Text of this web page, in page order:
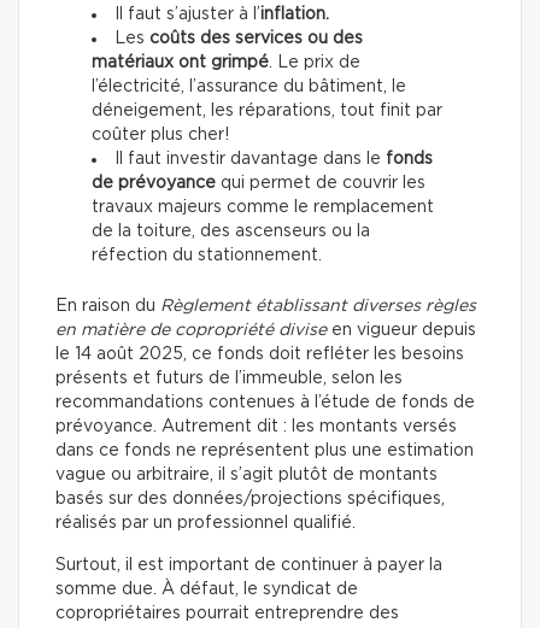
Il faut s’ajuster à l’inflation.
Les coûts des services ou des
matériaux ont grimpé. Le prix de
l’électricité, l’assurance du bâtiment, le
déneigement, les réparations, tout finit par
coûter plus cher!
Il faut investir davantage dans le fonds
de prévoyance qui permet de couvrir les
travaux majeurs comme le remplacement
de la toiture, des ascenseurs ou la
réfection du stationnement.
En raison du Règlement établissant diverses règles
en matière de copropriété diviseen vigueur depuis
le 14 août 2025, ce fonds doit refléter les besoins
présents et futurs de l’immeuble, selon les
recommandations contenues à l’étude de fonds de
prévoyance. Autrement dit : les montants versés
dans ce fonds ne représentent plus une estimation
vague ou arbitraire, il s’agit plutôt de montants
basés sur des données/projections spécifiques,
réalisés par un professionnel qualifié.
Surtout, il est important de continuer à payer la
somme due. À défaut, le syndicat de
copropriétaires pourrait entreprendre des